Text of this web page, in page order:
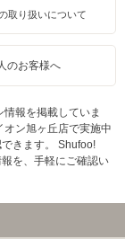
取り扱いについて
のお客様へ
報を掲載していま
ン旭ヶ丘店で実施中
きます。 Shufoo!
を、手軽にご確認い